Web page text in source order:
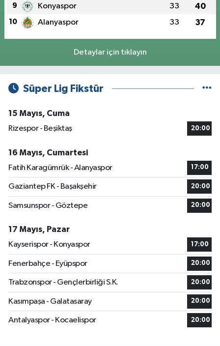
9 Konyaspor 33 40
10 Alanyaspor 33 37
Detaylar için tıklayın
Süper Lig Fikstür
15 Mayıs, Cuma
Rizespor - Beşiktaş
20:00
16 Mayıs, Cumartesi
Fatih Karagümrük - Alanyaspor
17:00
Gaziantep FK - Başakşehir 20:00
Samsunspor - Göztepe 20:00
17 Mayıs, Pazar
Kayserispor - Konyaspor
17:00
Fenerbahçe - Eyüpspor 20:00
Trabzonspor - Gençlerbirliği S.K. 20:00
Kasımpaşa - Galatasaray 20:00
Antalyaspor - Kocaelispor 20:00